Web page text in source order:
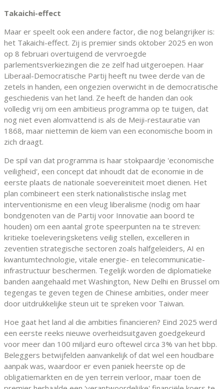
Takaichi-effect
Maar er speelt ook een andere factor, die nog belangrijker is:
het Takaichi-effect. Zij is premier sinds oktober 2025 en won
op 8 februari overtuigend de vervroegde
parlementsverkiezingen die ze zelf had uitgeroepen. Haar
Liberaal-Democratische Partij heeft nu twee derde van de
zetels in handen, een ongezien overwicht in de democratische
geschiedenis van het land. Ze heeft de handen dan ook
volledig vrij om een ambitieus programma op te tuigen, dat
nog niet even alomvattend is als de Meiji-restauratie van
1868, maar niettemin de kiem van een economische boom in
zich draagt.
De spil van dat programma is haar stokpaardje 'economische
veiligheid', een concept dat inhoudt dat de economie in de
eerste plaats de nationale soevereiniteit moet dienen. Het
plan combineert een sterk nationalistische inslag met
interventionisme en een vleug liberalisme (nodig om haar
bondgenoten van de Partij voor Innovatie aan boord te
houden) om een aantal grote speerpunten na te streven:
kritieke toeleveringsketens veilig stellen, excelleren in
zeventien strategische sectoren zoals halfgeleiders, AI en
kwantumtechnologie, vitale energie- en telecommunicatie-
infrastructuur beschermen. Tegelijk worden de diplomatieke
banden aangehaald met Washington, New Delhi en Brussel om
tegengas te geven tegen de Chinese ambities, onder meer
door uitdrukkelijke steun uit te spreken voor Taiwan.
Hoe gaat het land al die ambities financieren? Eind 2025 werd
een eerste reeks nieuwe overheidsuitgaven goedgekeurd
voor meer dan 100 miljard euro oftewel circa 3% van het bbp.
Beleggers betwijfelden aanvankelijk of dat wel een houdbare
aanpak was, waardoor er even paniek heerste op de
obligatiemarkten en de yen terrein verloor, maar toen de